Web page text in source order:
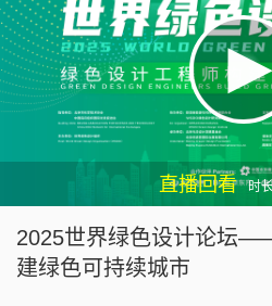
直播回看 时
2025世界绿色设计论坛
建绿色可持续城市